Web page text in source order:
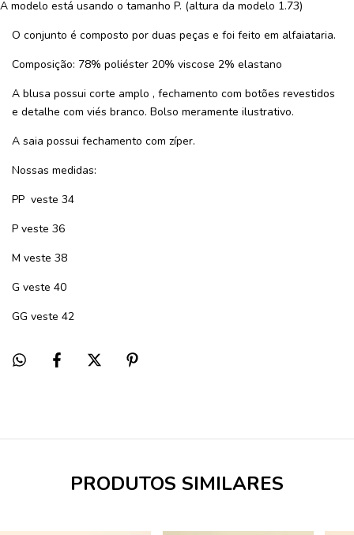
A modelo está usando o tamanho P. (altura da modelo 1.73)
O conjunto é composto por duas peças e foi feito em alfaiataria.
Composição: 78% poliéster 20% viscose 2% elastano
A blusa possui corte amplo , fechamento com botões revestidos
e detalhe com viés branco. Bolso meramente ilustrativo.
A saia possui fechamento com zíper.
Nossas medidas:
PP veste 34
P veste 36
M veste 38
G veste 40
GG veste 42
PRODUTOS SIMILARES